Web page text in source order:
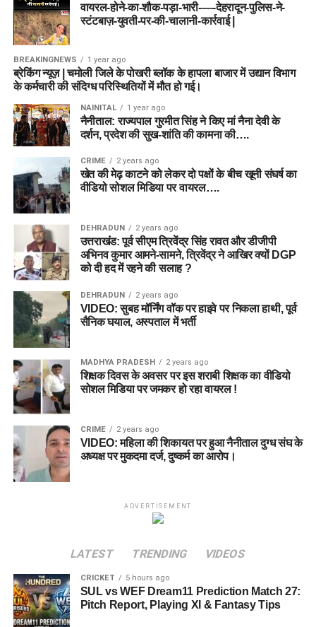
वायरल-होने-का-शौक-पड़ा-भारी-—-देहरादून-पुलिस-ने-
स्टंटबाज़-युवती-पर-की-चालानी-कार्रवाई |
BREAKINGNEWS 1 year ago
ब्रेकिंग न्यूज़ | चमोली जिले के पोखरी ब्लॉक के हापला बाजार में उद्यान विभाग
के कर्मचारी की संदिग्ध परिस्थितियों में मौत हो गई।
NAINITAL 1 year ago
नैनीताल: राज्यपाल गुरमीत सिंह ने किए मां नैना देवी के
दर्शन, प्रदेश की सुख-शांति की कामना की….
CRIME 2 years ago
खेत की मेढ़ काटने को लेकर दो पक्षों के बीच खूनी संघर्ष का
वीडियो सोशल मिडिया पर वायरल….
DEHRADUN 2 years ago
उत्तराखंड: पूर्व सीएम त्रिवेंद्र सिंह रावत और डीजीपी
अभिनव कुमार आमने-सामने, त्रिवेंद्र ने आखिर क्यों DGP
को दी हद में रहने की सलाह ?
DEHRADUN 2 years ago
VIDEO: सुबह मॉर्निंग वॉक पर हाइवे पर निकला हाथी, पूर्व
सैनिक घयाल, अस्पताल में भर्ती
MADHYA PRADESH 2 years ago
शिक्षक दिवस के अवसर पर इस शराबी शिक्षक का वीडियो
सोशल मिडिया पर जमकर हो रहा वायरल !
CRIME 2 years ago
VIDEO: महिला की शिकायत पर हुआ नैनीताल दुग्ध संघ के
अध्यक्ष पर मुकदमा दर्ज, दुष्कर्म का आरोप।
ADVERTISEMENT
LATEST TRENDING VIDEOS
CRICKET 5 hours ago
SUL vs WEF Dream11 Prediction Match 27:
Pitch Report, Playing XI & Fantasy Tips